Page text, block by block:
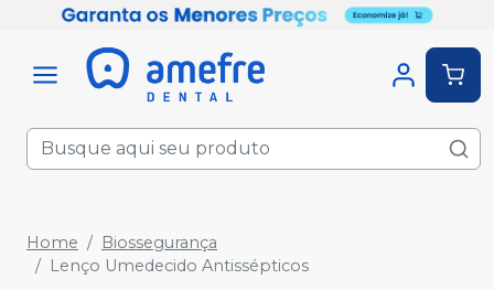
Home
Biossegurança
Lenço Umedecido Antissépticos